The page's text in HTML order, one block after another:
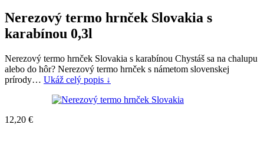
Nerezový termo hrnček Slovakia s
karabínou 0,3l
Nerezový termo hrnček Slovakia s karabínou Chystáš sa na chalupu
alebo do hôr? Nerezový termo hrnček s námetom slovenskej
prírody… Ukáž celý popis ↓
12,20 €